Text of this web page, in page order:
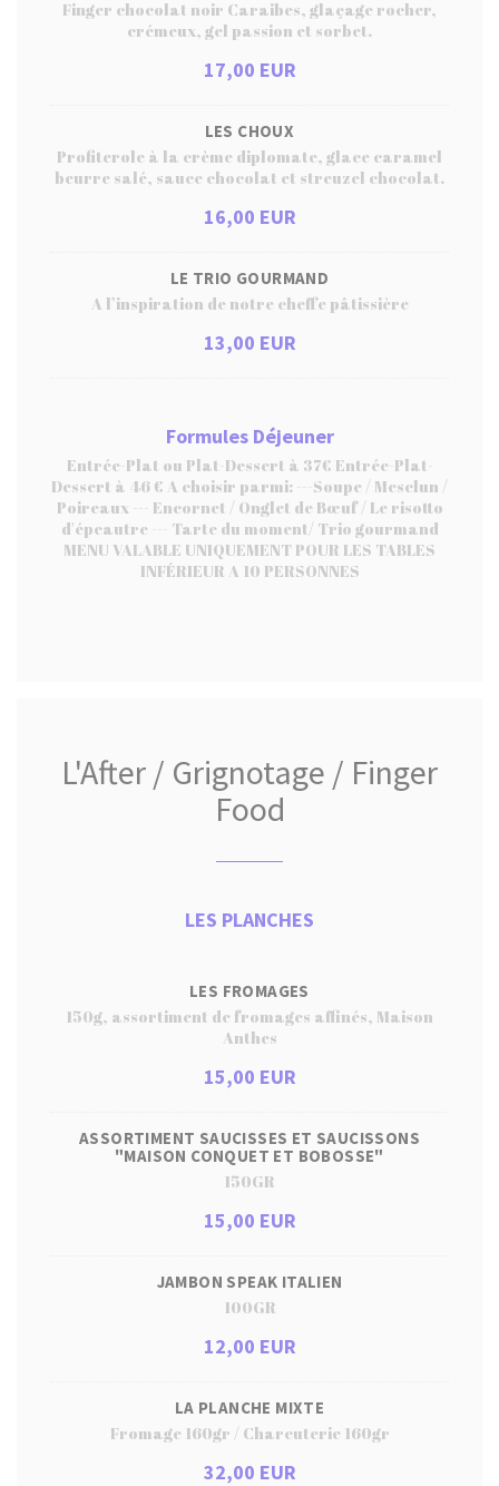
Finger chocolat noir Caraibes, glaçage rocher,
crémeux, gel passion et sorbet.
17,00 EUR
LES CHOUX
Profiterole à la crème diplomate, glace caramel
beurre salé, sauce chocolat et streuzel chocolat.
16,00 EUR
LE TRIO GOURMAND
A l’inspiration de notre cheffe pâtissière
13,00 EUR
Formules Déjeuner
Entrée-Plat ou Plat-Dessert à 37€ Entrée-Plat-
Dessert à 46 € A choisir parmi: ---Soupe / Mesclun /
Poireaux --- Encornet / Onglet de Bœuf / Le risotto
d'épeautre --- Tarte du moment/ Trio gourmand
MENU VALABLE UNIQUEMENT POUR LES TABLES
INFÉRIEUR A 10 PERSONNES
L'After / Grignotage / Finger
Food
LES PLANCHES
LES FROMAGES
150g, assortiment de fromages affinés, Maison
Anthes
15,00 EUR
ASSORTIMENT SAUCISSES ET SAUCISSONS
"MAISON CONQUET ET BOBOSSE"
150GR
15,00 EUR
JAMBON SPEAK ITALIEN
100GR
12,00 EUR
LA PLANCHE MIXTE
Fromage 160gr / Charcuterie 160gr
32,00 EUR